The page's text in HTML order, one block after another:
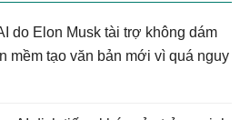
do Elon Musk tài trợ không dám
mềm tạo văn bản mới vì quá nguy